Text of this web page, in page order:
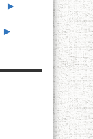
►
►